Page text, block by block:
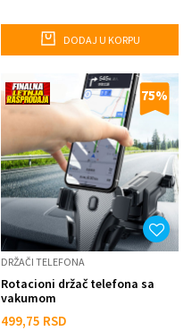
DODAJ U KORPU
75%
DRŽAČI TELEFONA
Rotacioni držač telefona sa
vakumom
499,75 RSD